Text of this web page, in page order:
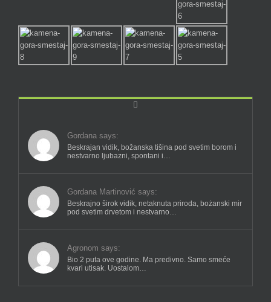
Gordana says:
Beskrajan vidik, božanska tišina pod svetim borom i
nestvarno ljubazni, spontani i…
Gordana Martinović says:
Beskrajno širok vidik, netaknuta priroda, bożanski mir
pod svetim drvetom i nestvarno…
Agronom says:
Bio 2 puta ove godine. Ma predivno. Samo smeće
kvari utisak. Uostalom…